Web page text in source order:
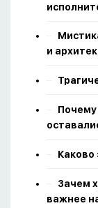
и
Каково
Зачем
важнее